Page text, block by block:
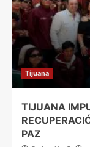
Tijuana
TIJUANA
PAZ